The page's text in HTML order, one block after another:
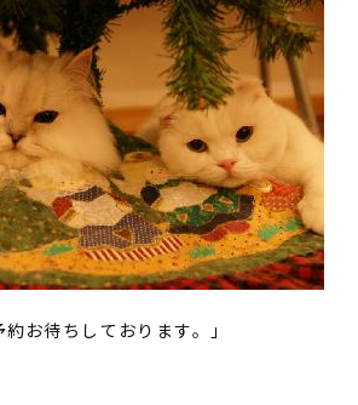
お待ちしております。」